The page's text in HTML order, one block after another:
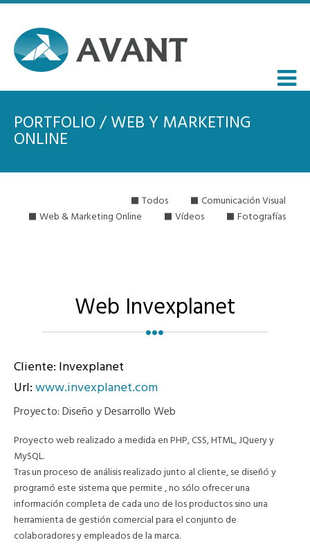
PORTFOLIO / WEB Y MARKETING
ONLINE
Todos
Comunicación Visual
Web & Marketing Online
Vídeos Fotografías
Web Invexplanet
Cliente: Invexplanet
Url:www.invexplanet.com
Proyecto: Diseño y Desarrollo Web
Proyecto web realizado a medida en PHP, CSS, HTML, JQuery y
MySQL.
Tras un proceso de análisis realizado junto al cliente, se diseñó y
programó este sistema que permite , no sólo ofrecer una
información completa de cada uno de los productos sino una
herramienta de gestión comercial para el conjunto de
colaboradores y empleados de la marca.